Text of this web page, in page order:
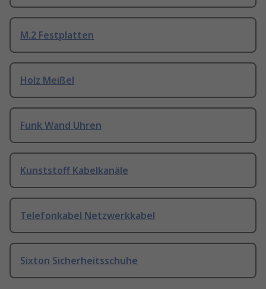
M.2 Festplatten
Holz Meißel
Funk Wand Uhren
Kunststoff Kabelkanäle
Telefonkabel Netzwerkkabel
Sixton Sicherheitsschuhe